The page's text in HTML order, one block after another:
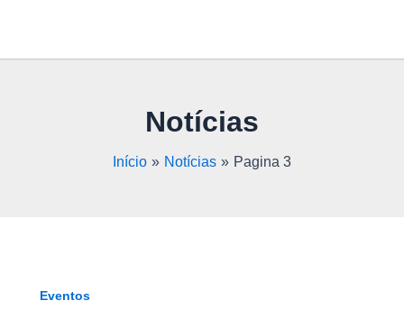
o
Notícias
Início Notícias Pagina 3
Eventos
post